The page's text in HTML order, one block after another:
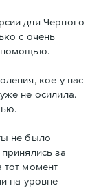
для Черного
с очень
помощью.
кое у нас
не осилила.
не было
за
тот момент
на уровне